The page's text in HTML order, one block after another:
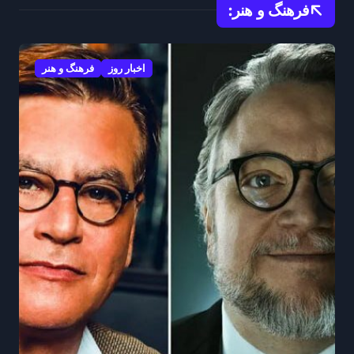
فرهنگ و هنر:
اخبار روز فرهنگ و هنر